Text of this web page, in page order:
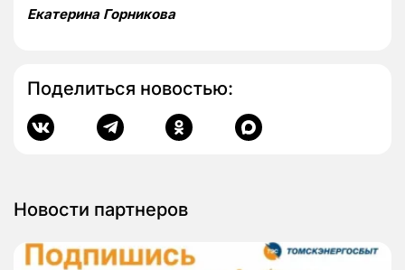
Екатерина Горникова
Поделиться новостью:
Новости партнеров